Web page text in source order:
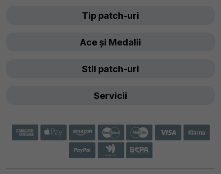
Tip patch-uri
Ace și Medalii
Stil patch-uri
Servicii